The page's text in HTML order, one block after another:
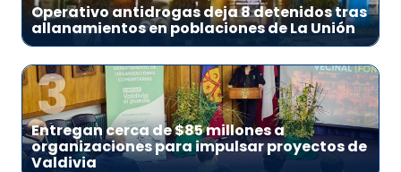
Operativo antidrogas deja 8 detenidos tras
allanamientos en poblaciones de La Unión
3
Entregan cerca de $85 millones a
organizaciones para impulsar proyectos de
Valdivia